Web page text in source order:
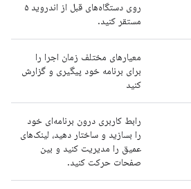
روی دستگاه‌های قبل از اندروید ۵
مستقر کنید.
معیارهای مختلف زمان اجرا را
برای برنامه خود پیگیری و گزارش
کنید
رابط کاربری درون برنامه‌ای خود
را بسازید و ساختار دهید، لینک‌های
عمیق را مدیریت کنید و بین
صفحات حرکت کنید.